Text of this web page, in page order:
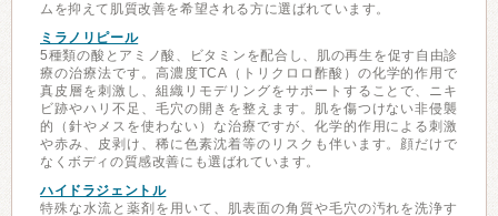
ムを抑えて肌質改善を希望される方に選ばれています。
ミラノリピール
5種類の酸とアミノ酸、ビタミンを配合し、肌の再生を促す自由診
療の治療法です。高濃度TCA（トリクロロ酢酸）の化学的作用で
真皮層を刺激し、組織リモデリングをサポートすることで、ニキ
ビ跡やハリ不足、毛穴の開きを整えます。肌を傷つけない非侵襲
的（針やメスを使わない）な治療ですが、化学的作用による刺激
や赤み、皮剥け、稀に色素沈着等のリスクも伴います。顔だけで
なくボディの質感改善にも選ばれています。
ハイドラジェントル
特殊な水流と薬剤を用いて、肌表面の角質や毛穴の汚れを洗浄す